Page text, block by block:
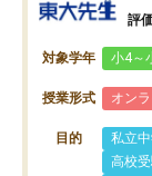
評
対象学年 小4～
授業形式 オン
目的 私立
高校